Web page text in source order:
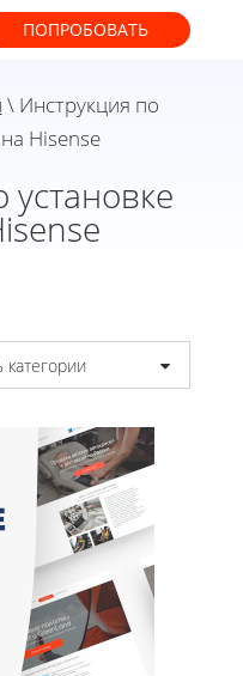
ПОПРОБОВАТЬ
\ Инструкция по
Hisense
категории